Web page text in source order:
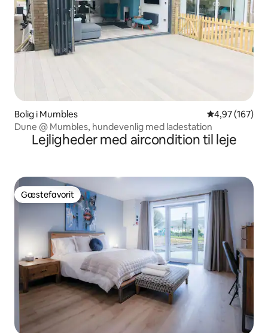
Bolig i Mumbles 4,97 ud af 5 i
4,97 (167)
Dune @ Mumbles, hundevenlig med ladestation
Lejligheder med aircondition til leje
Gæstefavorit
Gæstefavorit